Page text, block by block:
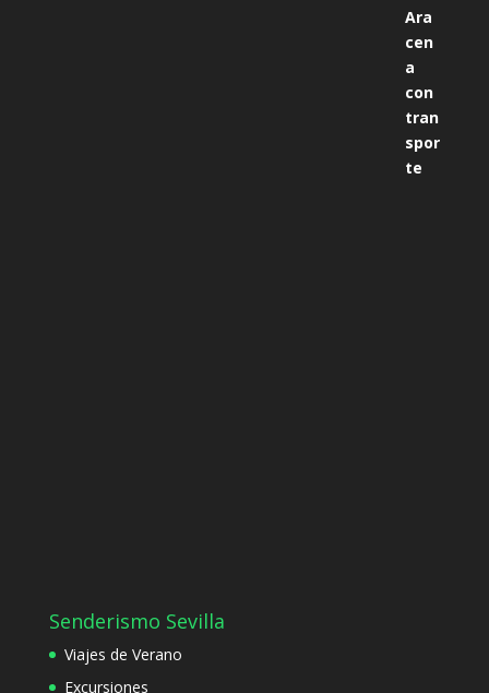
Senderismo Sevilla
Viajes de Verano
Excursiones